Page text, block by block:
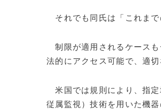
それでも同氏は「これまで
制限が適用されるケースも
法的にアクセス可能で、適
米国では規則により、指定
従属監視）技術を用いた機